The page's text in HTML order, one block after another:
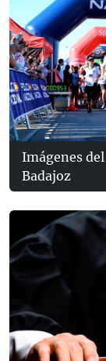
Imágenes
Badajoz